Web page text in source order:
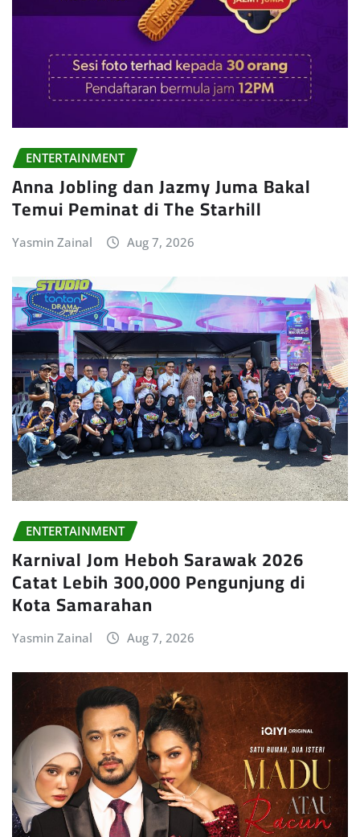
ENTERTAINMENT
Anna Jobling dan Jazmy Juma Bakal
Temui Peminat di The Starhill
Yasmin Zainal Aug 7, 2026
ENTERTAINMENT
Karnival Jom Heboh Sarawak 2026
Catat Lebih 300,000 Pengunjung di
Kota Samarahan
Yasmin Zainal Aug 7, 2026